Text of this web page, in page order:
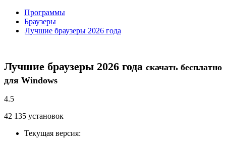
Программы
Браузеры
Лучшие браузеры 2026 года
Лучшие браузеры 2026 года скачать бесплатно
для Windows
4.5
42 135 установок
Текущая версия: